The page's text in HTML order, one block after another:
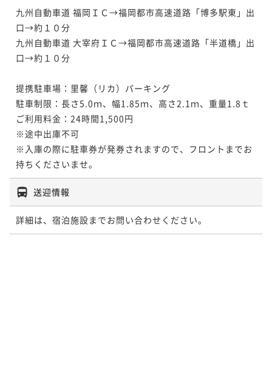
九州自動車道 福岡ＩＣ→福岡都市高速道路「博多駅東」出
口→約１０分
九州自動車道 大宰府ＩＣ→福岡都市高速道路「半道橋」出
口→約１０分
提携駐車場：里馨（リカ）パーキング
駐車制限：長さ5.0ｍ、幅1.85ｍ、高さ2.1ｍ、重量1.8ｔ
ご利用料金：24時間1,500円
※途中出庫不可
※入庫の際に駐車券が発券されますので、フロントまでお
持ちくださいませ。
送迎情報
詳細は、宿泊施設までお問い合わせください。